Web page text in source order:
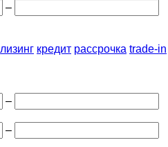
–
лизинг кредит рассрочка trade-in
–
–